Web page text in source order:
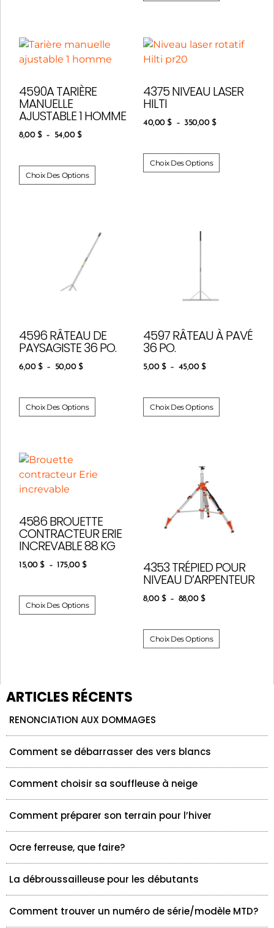
4590A TARIÈRE
MANUELLE
AJUSTABLE 1 HOMME
8,00 $ – 54,00 $
Choix Des Options
4375 NIVEAU LASER
HILTI
40,00$ – 350,00 $
Choix Des Options
4596 RÂTEAU DE
PAYSAGISTE 36 PO.
6,00 $ – 50,00 $
Choix Des Options
4597 RÂTEAU À PAVÉ
36 PO.
5,00 $ – 45,00 $
Choix Des Options
4586 BROUETTE
CONTRACTEUR ERIE
INCREVABLE 88 KG
15,00$ – 175,00 $
Choix Des Options
4353 TRÉPIED POUR
NIVEAU D’ARPENTEUR
8,00 $ – 88,00 $
Choix Des Options
ARTICLES RÉCENTS
RENONCIATION AUX DOMMAGES
Comment se débarrasser des vers blancs
Comment choisir sa souffleuse à neige
Comment préparer son terrain pour l’hiver
Ocre ferreuse, que faire?
La débroussailleuse pour les débutants
Comment trouver un numéro de série/modèle MTD?